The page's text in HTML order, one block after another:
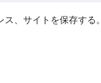
、サイトを保存する。